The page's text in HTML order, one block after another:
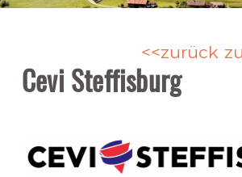
zurück
Cevi Steffisburg